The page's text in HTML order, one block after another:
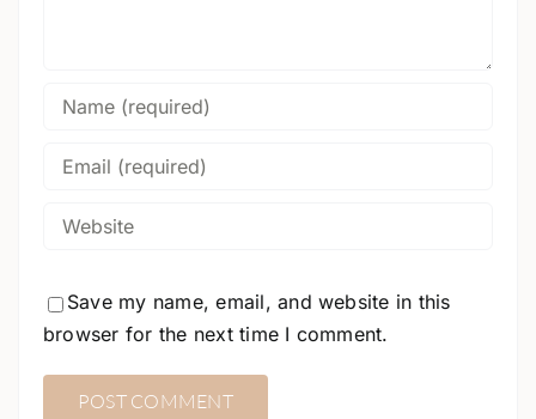
Save my name, email, and website in this
browser for the next time I comment.